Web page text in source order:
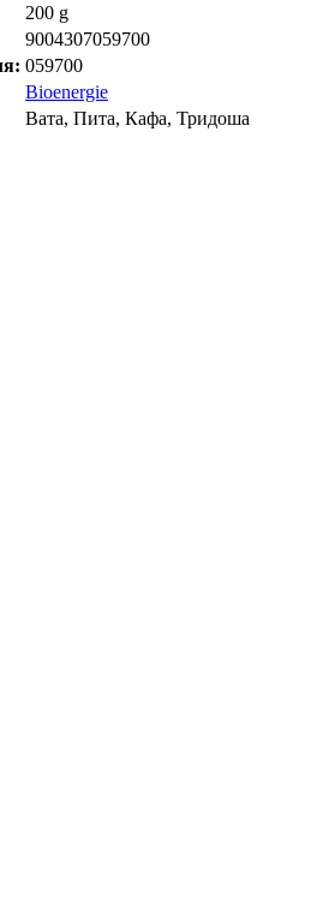
200 g
9004307059700
059700
Bioenergie
Вата, Пита, Кафа, Тридоша